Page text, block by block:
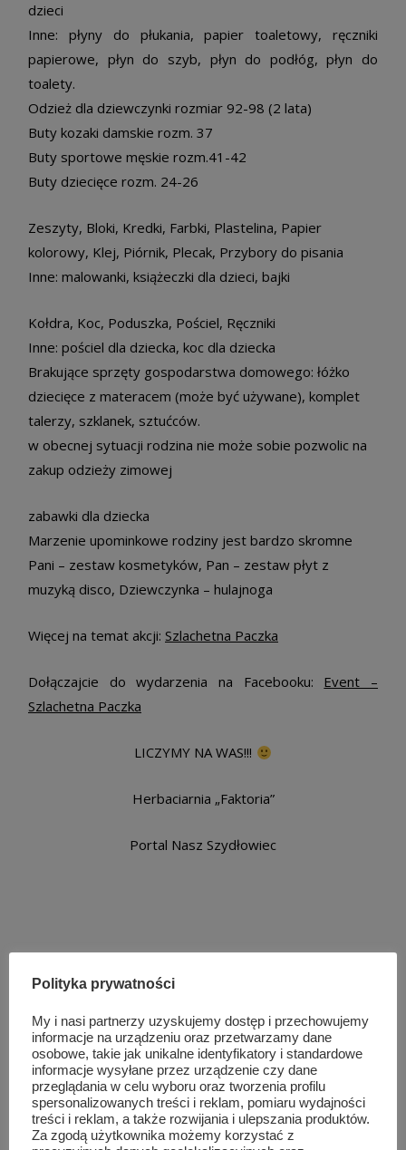
dzieci
Inne: płyny do płukania, papier toaletowy, ręczniki
papierowe, płyn do szyb, płyn do podłóg, płyn do
toalety.
Odzież dla dziewczynki rozmiar 92-98 (2 lata)
Buty kozaki damskie rozm. 37
Buty sportowe męskie rozm.41-42
Buty dziecięce rozm. 24-26
Zeszyty, Bloki, Kredki, Farbki, Plastelina, Papier
kolorowy, Klej, Piórnik, Plecak, Przybory do pisania
Inne: malowanki, książeczki dla dzieci, bajki
Kołdra, Koc, Poduszka, Pościel, Ręczniki
Inne: pościel dla dziecka, koc dla dziecka
Brakujące sprzęty gospodarstwa domowego: łóżko
dziecięce z materacem (może być używane), komplet
talerzy, szklanek, sztućców.
w obecnej sytuacji rodzina nie może sobie pozwolic na
zakup odzieży zimowej
zabawki dla dziecka
Marzenie upominkowe rodziny jest bardzo skromne
Pani – zestaw kosmetyków, Pan – zestaw płyt z
muzyką disco, Dziewczynka – hulajnoga
Więcej na temat akcji: Szlachetna Paczka
Dołączajcie do wydarzenia na Facebooku: Event –
Szlachetna Paczka
LICZYMY NA WAS!!!
Herbaciarnia „Faktoria”
Portal Nasz Szydłowiec
Podobne wpisy
Polityka prywatności
My i nasi partnerzy uzyskujemy dostęp i przechowujemy
informacje na urządzeniu oraz przetwarzamy dane
osobowe, takie jak unikalne identyfikatory i standardowe
informacje wysyłane przez urządzenie czy dane
przeglądania w celu wyboru oraz tworzenia profilu
spersonalizowanych treści i reklam, pomiaru wydajności
treści i reklam, a także rozwijania i ulepszania produktów.
Za zgodą użytkownika możemy korzystać z